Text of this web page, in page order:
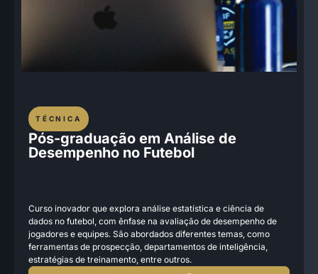
TÉCNICA
Pós-graduação em Análise de
Desempenho no Futebol
Curso inovador que explora análise estatística e ciência de
dados no futebol, com ênfase na avaliação de desempenho de
jogadores e equipes. São abordados diferentes temas, como
ferramentas de prospecção, departamentos de inteligência,
estratégias de treinamento, entre outros.